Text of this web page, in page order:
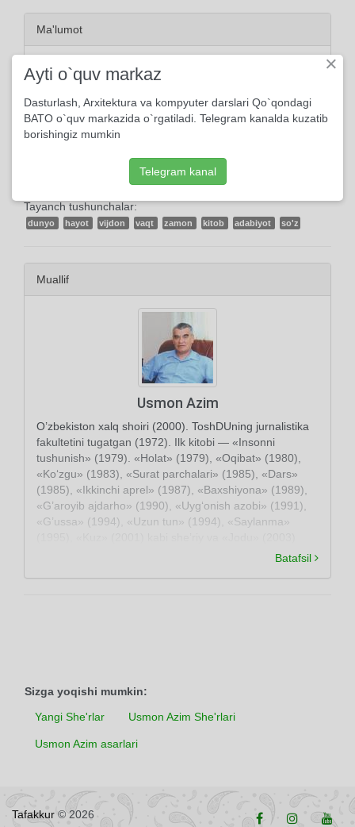
Ma'lumot
2022, 12-Mayda yuklangan
170 marta ko'rildi
0 kishi kutubxonasiga qo'shdi
Tayanch tushunchalar:
dunyo hayot vijdon vaqt zamon kitob adabiyot so'z
Muallif
Usmon Azim
O’zbekiston xalq shoiri (2000). ToshDUning jurnalistika
fakultetini tugatgan (1972). Ilk kitobi — «Insonni
tushunish» (1979). «Holat» (1979), «Oqibat» (1980),
«Ko‘zgu» (1983), «Surat parchalari» (1985), «Dars»
(1985), «Ikkinchi aprel» (1987), «Baxshiyona» (1989),
«G’aroyib ajdarho» (1990), «Uyg‘onish azobi» (1991),
«G’ussa» (1994), «Uzun tun» (1994), «Saylanma»
nasriy to‘plamlari nashr etilgan. Dramalar ham yozgan
Batafsil
Sizga yoqishi mumkin:
Yangi She'rlar
Usmon Azim She'rlari
Usmon Azim asarlari
Tafakkur © 2026
×
Ayti o`quv markaz
Dasturlash, Arxitektura va kompyuter darslari Qo`qondagi
BATO o`quv markazida o`rgatiladi. Telegram kanalda kuzatib
borishingiz mumkin
Telegram kanal